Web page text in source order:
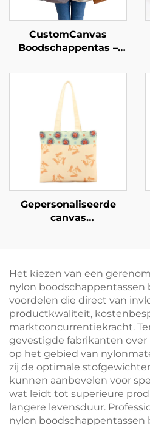
CustomCanvas
Boodschappentas –
essentieel
Gepersonaliseerde
canvas
artistiek cadeau voor
branding
Het kiezen van een
nylon boodschappentassen
voordelen die direct van
productkwaliteit,
marktconcurrentiekracht.
gevestigde fabrikanten
op het gebied van
zij de optimale
kunnen aanbevelen voor
wat leidt tot superieure
langere levensduur.
nylon